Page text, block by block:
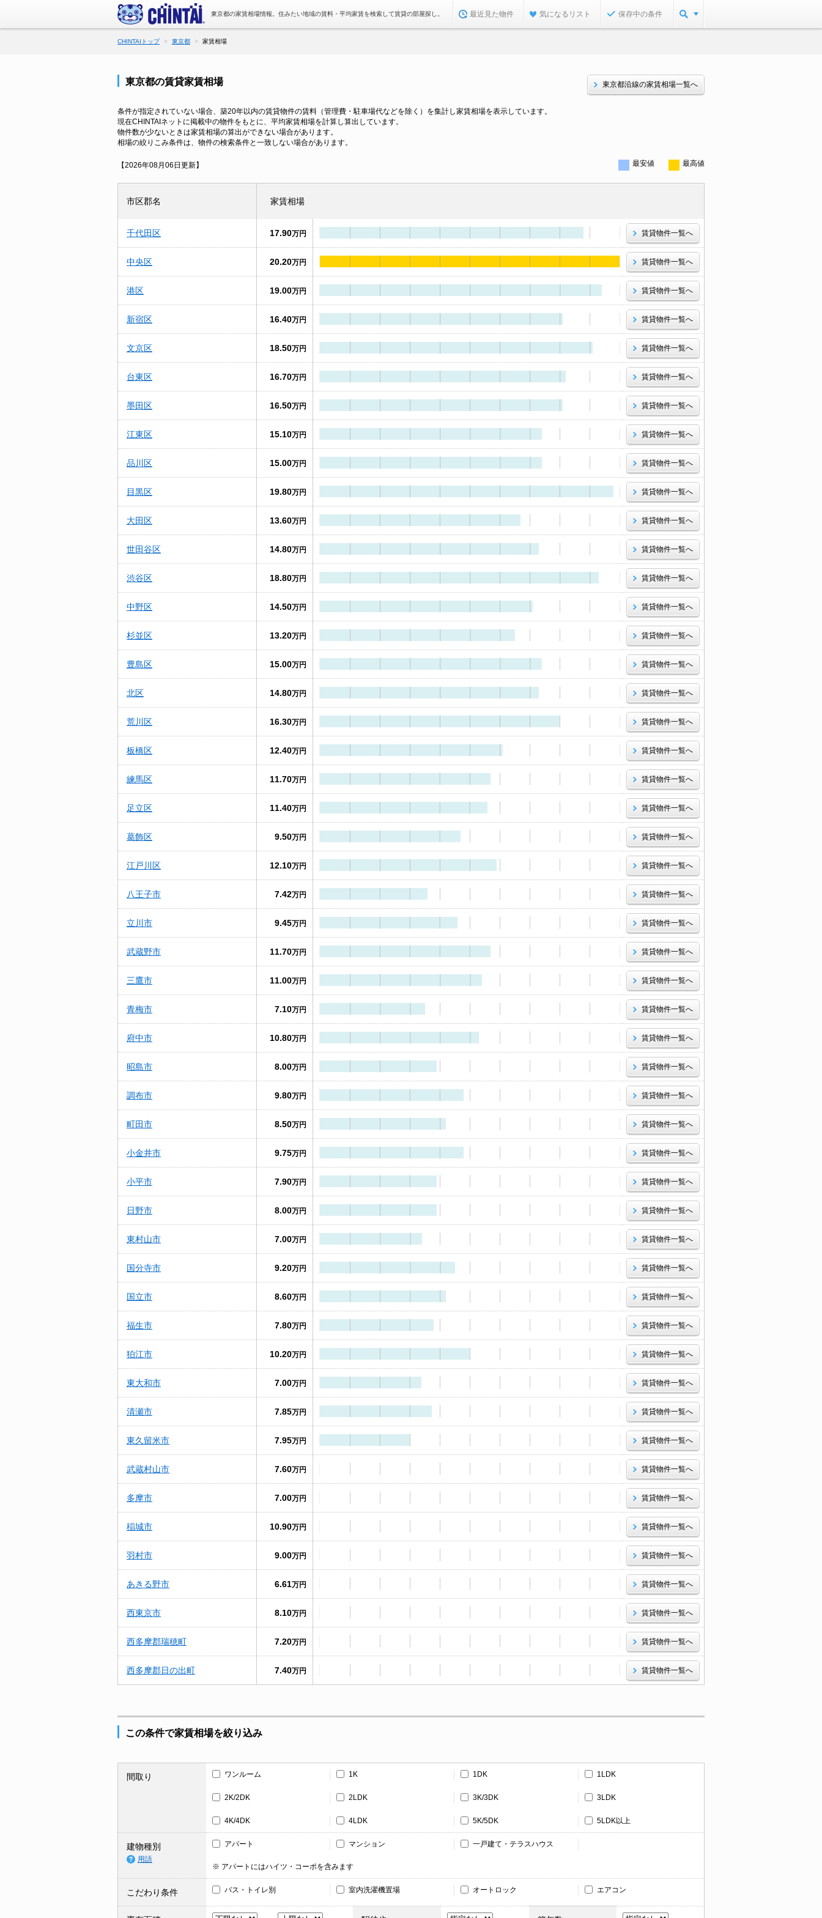
東京都の家賃相場情報。住みたい地域の賃料・平均家賃を検索して賃貸の部屋探し。 最近見た物件 気になるリスト 保存中の条件
CHINTAIトップ 東京都 家賃相場
東京都の賃貸家賃相場 東京都沿線の家賃相場一覧へ
条件が指定されていない場合、築20年以内の賃貸物件の賃料（管理費・駐車場代などを除く）を集計し家賃相場を表示しています。
現在CHINTAIネットに掲載中の物件をもとに、平均家賃相場を計算し算出しています。
物件数が少ないときは家賃相場の算出ができない場合があります。
相場の絞りこみ条件は、物件の検索条件と一致しない場合があります。
【2026年08月06日更新】 最安値 最高値
市区郡名 家賃相場
千代田区 17.90万円 賃貸物件一覧へ
中央区 20.20万円 賃貸物件一覧へ
港区 19.00万円 賃貸物件一覧へ
新宿区 16.40万円 賃貸物件一覧へ
文京区 18.50万円 賃貸物件一覧へ
台東区 16.70万円 賃貸物件一覧へ
墨田区 16.50万円 賃貸物件一覧へ
江東区 15.10万円 賃貸物件一覧へ
品川区 15.00万円 賃貸物件一覧へ
目黒区 19.80万円 賃貸物件一覧へ
大田区 13.60万円 賃貸物件一覧へ
世田谷区 14.80万円 賃貸物件一覧へ
渋谷区 18.80万円 賃貸物件一覧へ
中野区 14.50万円 賃貸物件一覧へ
杉並区 13.20万円 賃貸物件一覧へ
豊島区 15.00万円 賃貸物件一覧へ
北区 14.80万円 賃貸物件一覧へ
荒川区 16.30万円 賃貸物件一覧へ
板橋区 12.40万円 賃貸物件一覧へ
練馬区 11.70万円 賃貸物件一覧へ
足立区 11.40万円 賃貸物件一覧へ
葛飾区 9.50万円 賃貸物件一覧へ
江戸川区 12.10万円 賃貸物件一覧へ
八王子市 7.42万円 賃貸物件一覧へ
立川市 9.45万円 賃貸物件一覧へ
武蔵野市 11.70万円 賃貸物件一覧へ
三鷹市 11.00万円 賃貸物件一覧へ
青梅市 7.10万円 賃貸物件一覧へ
府中市 10.80万円 賃貸物件一覧へ
昭島市 8.00万円 賃貸物件一覧へ
調布市 9.80万円 賃貸物件一覧へ
町田市 8.50万円 賃貸物件一覧へ
小金井市 9.75万円 賃貸物件一覧へ
小平市 7.90万円 賃貸物件一覧へ
日野市 8.00万円 賃貸物件一覧へ
東村山市 7.00万円 賃貸物件一覧へ
国分寺市 9.20万円 賃貸物件一覧へ
国立市 8.60万円 賃貸物件一覧へ
福生市 7.80万円 賃貸物件一覧へ
狛江市 10.20万円 賃貸物件一覧へ
東大和市 7.00万円 賃貸物件一覧へ
清瀬市 7.85万円 賃貸物件一覧へ
東久留米市 7.95万円 賃貸物件一覧へ
武蔵村山市 7.60万円 賃貸物件一覧へ
多摩市 7.00万円 賃貸物件一覧へ
稲城市 10.90万円 賃貸物件一覧へ
羽村市 9.00万円 賃貸物件一覧へ
あきる野市 6.61万円 賃貸物件一覧へ
西東京市 8.10万円 賃貸物件一覧へ
西多摩郡瑞穂町 7.20万円 賃貸物件一覧へ
西多摩郡日の出町 7.40万円 賃貸物件一覧へ
この条件で家賃相場を絞り込み
間取り ワンルーム 1K 1DK 1LDK
2K/2DK 2LDK 3K/3DK 3LDK
4K/4DK 4LDK 5K/5DK 5LDK以上
建物種別
用語
アパート マンション 一戸建て・テラスハウス
※ アパートにはハイツ・コーポを含みます
こだわり条件 バス・トイレ別 室内洗濯機置場 オートロック エアコン